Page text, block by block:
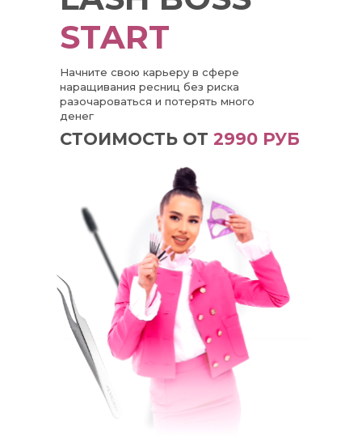
START
СТОИМОСТЬ ОТ 2990 РУБ
Начните свою карьеру в сфере
наращивания ресниц без риска
разочароваться и потерять много
денег